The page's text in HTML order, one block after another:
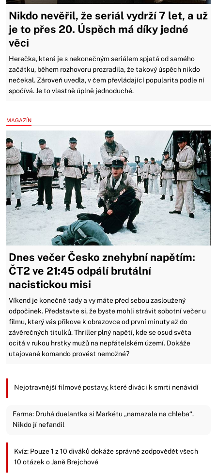
Nikdo nevěřil, že seriál vydrží 7 let, a už
je to přes 20. Úspěch má díky jedné
věci
Herečka, která je s nekonečným seriálem spjatá od samého
začátku, během rozhovoru prozradila, že takový úspěch nikdo
nečekal. Zároveň uvedla, v čem převládající popularita podle ní
spočívá. Je to vlastně úplně jednoduché.
MAGAZÍN
Dnes večer Česko znehybní napětím:
ČT2 ve 21:45 odpálí brutální
nacistickou misi
Víkend je konečně tady a vy máte před sebou zasloužený
odpočinek. Představte si, že byste mohli strávit sobotní večer u
filmu, který vás přikove k obrazovce od první minuty až do
závěrečných titulků. Thriller plný napětí, kde se osud světa
ocitá v rukou hrstky mužů na nepřátelském území. Dokáže
utajované komando provést nemožné?
Nejotravnější filmové postavy, které diváci k smrti nenávidí
Farma: Druhá duelantka si Markétu „namazala na chleba“.
Nikdo jí nefandil
Kvíz: Pouze 1 z 10 diváků dokáže správně zodpovědět všech
10 otázek o Janě Brejchové